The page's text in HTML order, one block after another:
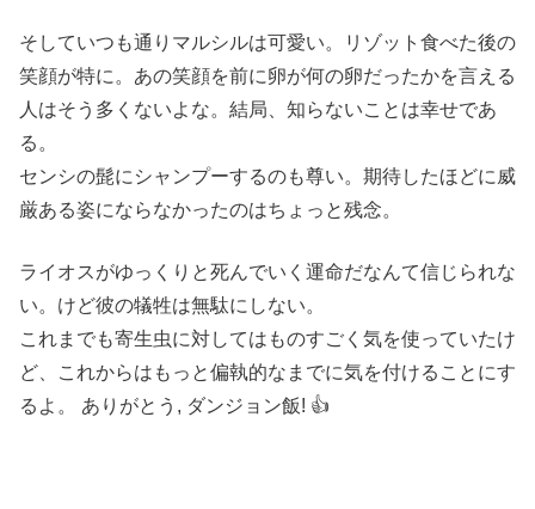
そしていつも通りマルシルは可愛い。リゾット食べた後の
笑顔が特に。あの笑顔を前に卵が何の卵だったかを言える
人はそう多くないよな。結局、知らないことは幸せであ
る。
センシの髭にシャンプーするのも尊い。期待したほどに威
厳ある姿にならなかったのはちょっと残念。
ライオスがゆっくりと死んでいく運命だなんて信じられな
い。けど彼の犠牲は無駄にしない。
これまでも寄生虫に対してはものすごく気を使っていたけ
ど、これからはもっと偏執的なまでに気を付けることにす
るよ。 ありがとう, ダンジョン飯! 👍